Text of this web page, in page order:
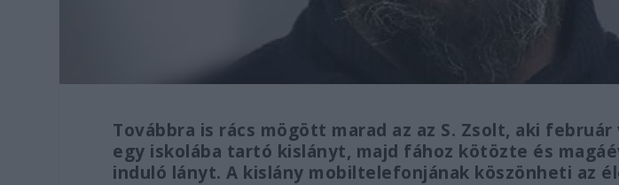
Továbbra is rács mögött marad az az S. Zsolt, aki
egy iskolába tartó kislányt, majd fához kötözte és
induló lányt. A kislány mobiltelefonjának köszönheti az